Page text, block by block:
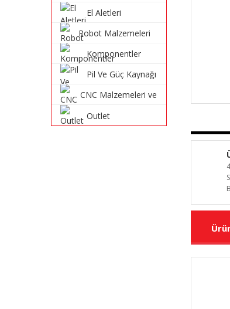
Sistemleri
El Aletleri
Robot Malzemeleri
Komponentler
Pil Ve Güç Kaynağı
CNC Malzemeleri ve
Outlet